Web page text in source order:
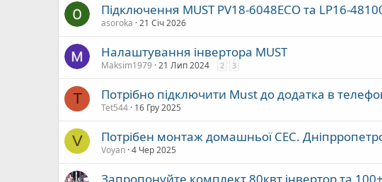
Підключення MUST PV18-6048ECO та LP16-
asoroka 21 Січ 2026
Налаштування інвертора MUST
Maksim1979 21 Лип 2024 2 3
T Потрібно підключити Must до додатка в
Tet544 16 Гру 2025
V Потрібен монтаж домашньої СЕС.
Voyan 4 Чер 2025